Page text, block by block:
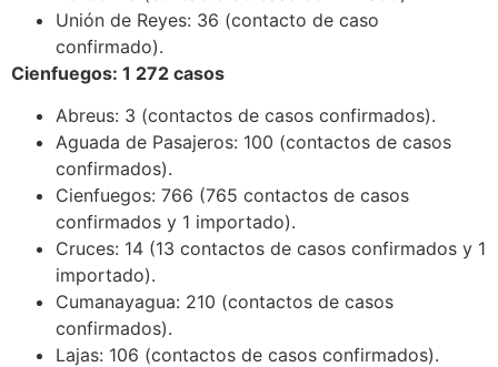
Unión de Reyes: 36 (contacto de caso
confirmado).
Cienfuegos: 1 272 casos
Abreus: 3 (contactos de casos confirmados).
Aguada de Pasajeros: 100 (contactos de casos
confirmados).
Cienfuegos: 766 (765 contactos de casos
confirmados y 1 importado).
Cruces: 14 (13 contactos de casos confirmados y 1
importado).
Cumanayagua: 210 (contactos de casos
confirmados).
Lajas: 106 (contactos de casos confirmados).